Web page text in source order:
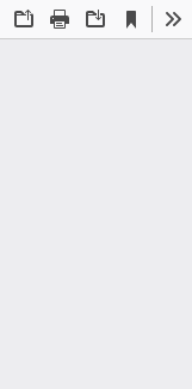
OpenPrint Download
Current
View